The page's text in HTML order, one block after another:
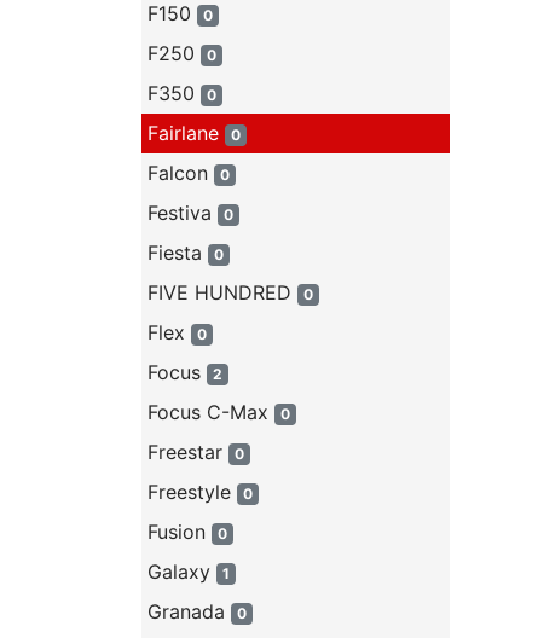
F150 0
F250 0
F350 0
Fairlane 0
Falcon 0
Festiva 0
Fiesta 0
FIVE HUNDRED 0
Flex 0
Focus 2
Focus C-Max 0
Freestar 0
Freestyle 0
Fusion 0
Galaxy 1
Granada 0